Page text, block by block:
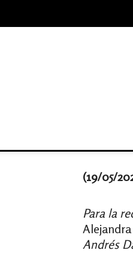
(19/05/
Para la
Andrés